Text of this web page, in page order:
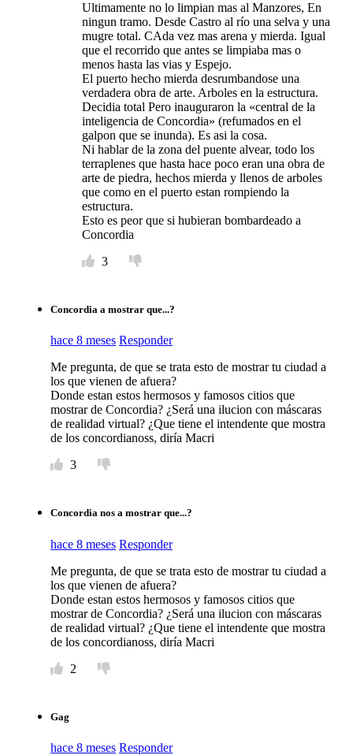
Ultimamente no lo limpian mas al Manzores, En
ningun tramo. Desde Castro al río una selva y una
mugre total. CAda vez mas arena y mierda. Igual
que el recorrido que antes se limpiaba mas o
menos hasta las vias y Espejo.
El puerto hecho mierda desrumbandose una
verdadera obra de arte. Arboles en la estructura.
Decidia total Pero inauguraron la «central de la
inteligencia de Concordia» (refumados en el
galpon que se inunda). Es asi la cosa.
Ni hablar de la zona del puente alvear, todo los
terraplenes que hasta hace poco eran una obra de
arte de piedra, hechos mierda y llenos de arboles
que como en el puerto estan rompiendo la
estructura.
Esto es peor que si hubieran bombardeado a
Concordia
3
Concordia a mostrar que...?
hace 8 meses Responder
Me pregunta, de que se trata esto de mostrar tu ciudad a
los que vienen de afuera?
Donde estan estos hermosos y famosos citios que
mostrar de Concordia? ¿Será una ilucion con máscaras
de realidad virtual? ¿Que tiene el intendente que mostra
de los concordianoss, diría Macri
3
Concordia nos a mostrar que...?
hace 8 meses Responder
Me pregunta, de que se trata esto de mostrar tu ciudad a
los que vienen de afuera?
Donde estan estos hermosos y famosos citios que
mostrar de Concordia? ¿Será una ilucion con máscaras
de realidad virtual? ¿Que tiene el intendente que mostra
de los concordianoss, diría Macri
2
Gag
hace 8 meses Responder